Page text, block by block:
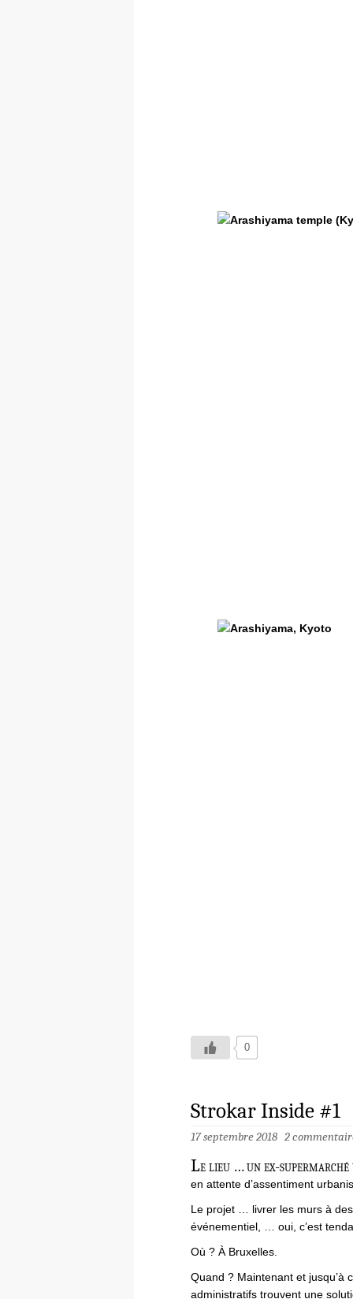
0
Strokar Inside #1
17 septembre 2018 2
Le lieu … un ex-
en attente d’assentiment
Le projet … livrer les murs à
événementiel, … oui, c’est
Où ? À Bruxelles.
Quand ? Maintenant et jusqu’à
administratifs trouvent une